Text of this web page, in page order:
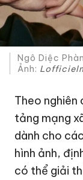
Ngô Diệc
Ảnh:
Theo nghiên
tảng mạng
dành cho
hình ảnh,
có thể giải